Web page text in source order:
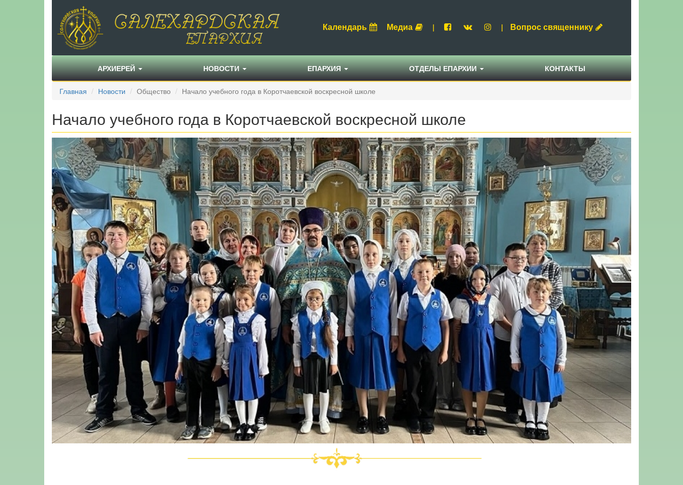
Календарь Медиа | | Вопрос священнику
АРХИЕРЕЙ НОВОСТИ ЕПАРХИЯ ОТДЕЛЫ ЕПАРХИИ КОНТАКТЫ
Главная Новости Общество Начало учебного года в Коротчаевской воскресной школе
Начало учебного года в Коротчаевской воскресной школе